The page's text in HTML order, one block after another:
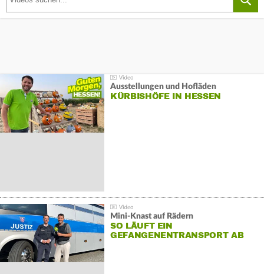
Ausstellungen und Hofläden
KÜRBISHÖFE IN HESSEN
Mini-Knast auf Rädern
SO LÄUFT EIN
GEFANGENENTRANSPORT AB